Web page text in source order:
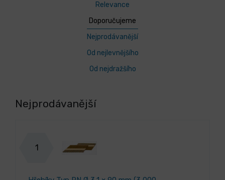
Relevance
Doporučujeme
Nejprodávanější
Od nejlevnějšího
Od nejdražšího
Nejprodávanější
1